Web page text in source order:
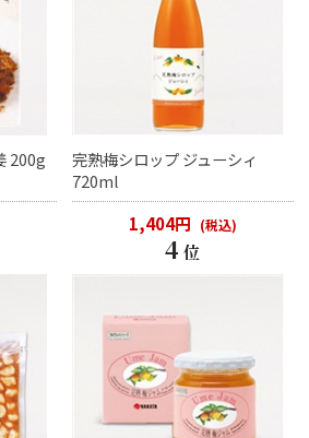
200g
完熟梅シロップ ジューシィ
720ml
1,404円 (税込)
4 位